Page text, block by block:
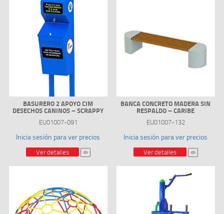
BASURERO 2 APOYO CIM
DESECHOS CANINOS – SCRAPPY
EU01007-091
Inicia sesión para ver precios
Ver detalles
BANCA CONCRETO MADERA SIN
RESPALDO – CARIBE
EU01007-132
Inicia sesión para ver precios
Ver detalles